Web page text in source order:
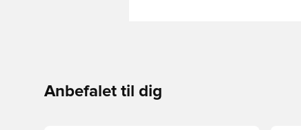
Anbefalet til dig